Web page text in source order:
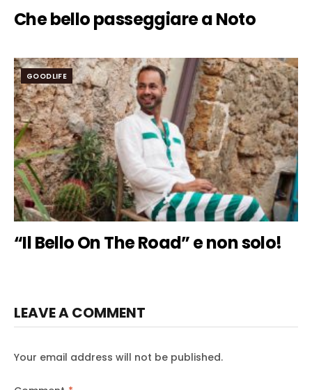
Che bello passeggiare a Noto
GOODLIFE
“Il Bello On The Road” e non solo!
LEAVE A COMMENT
Your email address will not be published.